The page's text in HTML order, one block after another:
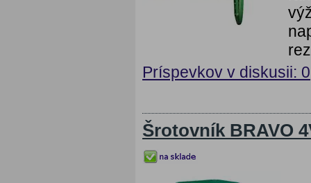
Príspevkov v diskusii: 0
Šrotovník BRAVO